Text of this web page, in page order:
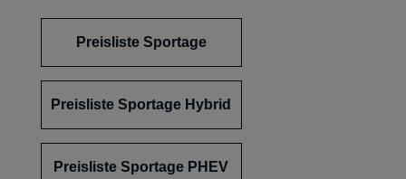
Preisliste Sportage
Preisliste Sportage Hybrid
Preisliste Sportage PHEV